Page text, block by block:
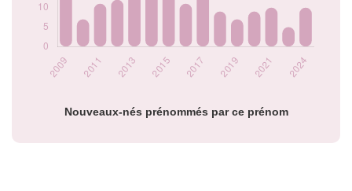
Nouveaux-nés prénommés par ce prénom
Popularité du
prénom Mien par
2022